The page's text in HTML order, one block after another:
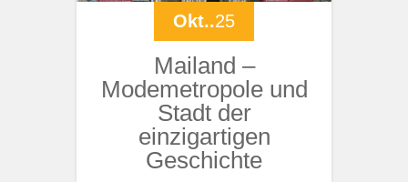
Okt..25
Mailand –
Modemetropole und
Stadt der
einzigartigen
Geschichte